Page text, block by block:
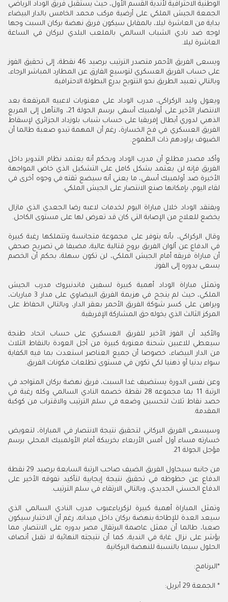
الوطنية الاحترافية لأندية القسم الأول، حيث يستقبل فريق الوداد الرياضي
الجمعة الجيش الملكي على أرضية مركب محمد الخامس بالدار البيضاء
بداية من العاشرة ليلا، بالمقابل سيكون فريق نهضة بركان السبت وجها
لوجه ضد نادي الشباب السالمي بالملعب البلدي لبركان في الساعة
العاشرة ليلا.
ويسعى الفريق الأحمر متصدر الترتيب برصيد 46 نقطة، إلى تحقيق الفوز
على حساب الفريق العسكري لتوسيع الفارق عن المطارد المباشر الرجاء،
وبالتالي تعبيد الطريق نحو التتويج بدرع البطولة الاحترافية.
ويعول وليد الركراكي، مدرب الوداد على معنويات لاعبيه المرتفعة بعد
الانتصار الأخير على أولمبيك أسفي برسم الجولة 21، والتأهل إلى المربع
الذهبي لدوري أبطال إفريقيا على حساب شباب بلوزداد الجزائري لإسقاط
الفريق العسكري في فخ الخسارة، رغم أن المهمة تبدو صعبة طالما أن
الضيوف يراودهم ذات الطموح.
وأكد مصدر مطلع أن مدرب الوداد وبحكم أنه يعتمد نظام التدوير داخل
الفريق فإنه لن يعتمد بشكل كامل على التشكيل الذي خاض المواجهة
الأخيرة ضد أولمبيك أسفي، ما يعني أنه سيضع ثقته في وجوه أخرى في
لقاء اليوم، بإمكانها صنع الانتصار على الجيش الملكي.
ويفتقد الوداد خلال مباراة اليوم لخدمات لاعبه رضا الجعدي الذي مازال
يخضع للعلاج من الإصابة التي كان قد تعرض لها على مستوى الكاحل.
وقال الركراكي، بأنه يتوفر على مجموعة متجانسة وتتملكها رغبة كبيرة
في الدفاع عن ألوان الفريق بروح قتالية عالية، مضيفا في تصريح صحفي
أن مباراة فريقه أمام الجيش الملكي، لن تكون سهلة، بحكم أن الخصم
يسعى بدوره إلى الفوز.
وتمثل مباراة الوداد أهمية كبيرة لسفين فاندنبروك مدرب الجيش
الملكي، حيث لم ينجح في هزيمة الفريق البيضاوي على مدار 3 مباريات،
ويراهن على كسر شوكة الفريق الأحمر بعقر الدار، وبالتالي الحفاظ على
المركز الثالث الذي يخوله حق المشاركة الإفريقية.
والأكيد أن الفوز الأخير للفريق العسكري على حساب اتحاد طنجة
سيعطي للاعبين شحنة معنوية كبيرة من أجل العودة بالنقاط الثلاث
من الدار البيضاء، خصوصا أن جميع العناصر استعدت بما فيه الكفاية
سواء بدنيا أو ذهنيا لكي تكون في مستوى تطلعات مكونات الفريق.
وعن نفس الدورة يستضيف غدا السبت، فريق نهضة بركان المتواجد في
الرتبة 11 بما مجموعه 28 نقطة خصمه النادي السالمي وكله رغبة في
حصد نقاط ثلاث لتحسين وضعه في سلم الترتيب والاقتراب من كوكبة
المقدمة.
وسيسعى الفريق البركاني لتحقيق نتيجة الانتصار في المباراة، لتعويض
خسارته مساء أول أمس الأربعاء بخريبكة أمام الأولمبيك المحلي برسم
مؤجل الجولة 21.
من جانبه سيحاول الفريق الضيف صاحب الرتبة السابعة برصيد 29 نقطة
الدفاع عن حظوظه في تحقيق نتيجة إيجابية لتأكيد تفوقه الأخير على
الدفاع الحسني الجديدي، وبالتالي الارتقاء في سلم الترتيب.
وتمثل المباراة أهمية كبيرة لزكرياءعبوب مدرب النادي السالمي الذي
سيعد العدة للإطاحة بنهضة بركان داخل ميدانه، رغم أن الاختبار سيكون
صعبا، طالما أن ممثل عاصمة البرتقال مصر بدوره على الانتصار، مما
يؤشر على نزال غاية في الندية، كما أن نتيجته النهائية لا تقبل أنصاف
الحلول سيما بالنسبة للنهضة البركانية.
*البرنامج:
* الجمعة 29 أبريل: